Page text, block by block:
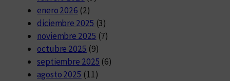
enero 2026 (2)
diciembre 2025 (3)
noviembre 2025 (7)
octubre 2025 (9)
septiembre 2025 (6)
agosto 2025 (11)